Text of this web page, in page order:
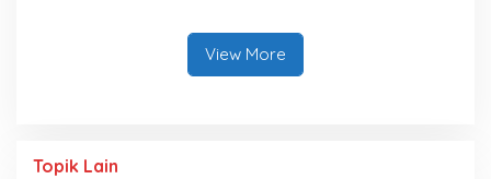
DIGITALLY SAMPAI KE AKAR!View More
Topik Lain